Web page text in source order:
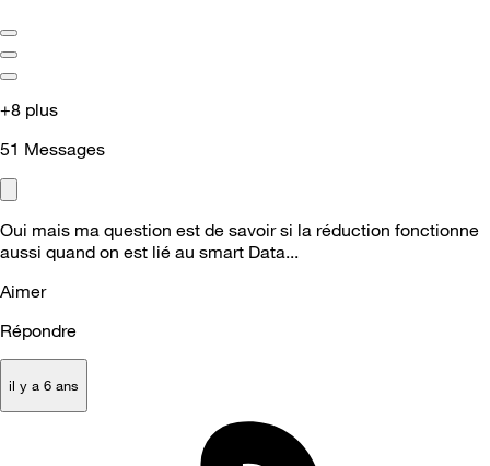
+8 plus
51 Messages
Oui mais ma question est de savoir si la réduction fonctionne
aussi quand on est lié au smart Data...
Aimer
Répondre
il y a 6 ans